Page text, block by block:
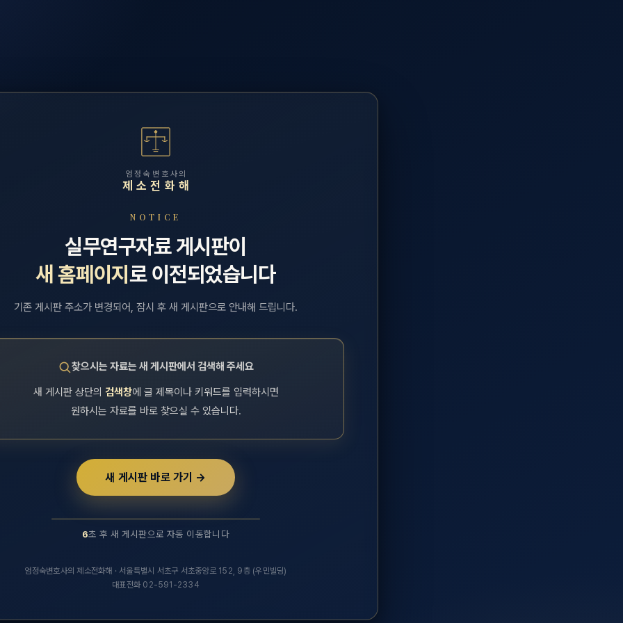
엄정숙변호사의
제소전화해
NOTICE
실무연구자료 게시판이
새 홈페이지 로 이전되었습니다
기존 게시판 주소가 변경되어, 잠시 후 새 게시판으로 안내해 드립니다.
찾으시는 자료는 새 게시판에서 검색해 주세요
새 게시판 상단의 검색창에 글 제목이나 키워드를 입력하시면
원하시는 자료를 바로 찾으실 수 있습니다.
새 게시판 바로 가기 →
6초 후 새 게시판으로 자동 이동합니다
엄정숙변호사의 제소전화해 · 서울특별시 서초구 서초중앙로 152, 9층 (우민빌딩)
대표전화 02-591-2334